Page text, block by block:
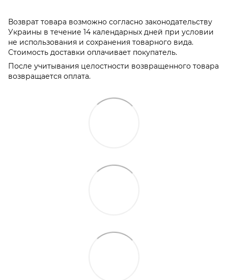
Возврат товара возможно согласно законодательству
Украины в течение 14 календарных дней при условии
не использования и сохранения товарного вида.
Стоимость доставки оплачивает покупатель.
После учитывания целостности возвращенного товара
возвращается оплата.